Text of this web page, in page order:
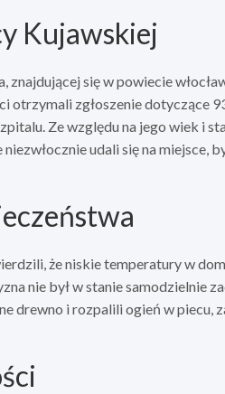
Kujawskiej
się w powiecie
otrzymali zgłoszenie dotyczące
Ze względu na jego wiek i
udali się na miejsce,
że niskie temperatury w
nie był w stanie samodzielnie
drewno i rozpalili ogień w piecu,